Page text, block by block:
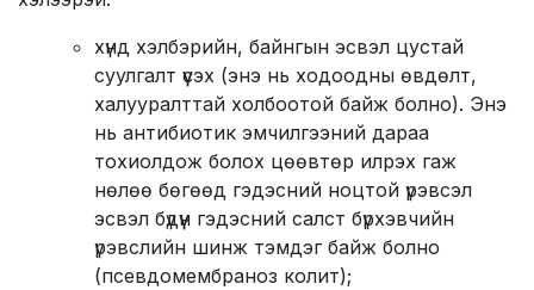
хүнд хэлбэрийн, байнгын эсвэл цустай
суулгалт үүсэх (энэ нь ходоодны өвдөлт,
халууралттай холбоотой байж болно). Энэ
нь антибиотик эмчилгээний дараа
тохиолдож болох цөөвтөр илрэх гаж
нөлөө бөгөөд гэдэсний ноцтой үрэвсэл
эсвэл бүдүүн гэдэсний салст бүрхэвчийн
үрэвслийн шинж тэмдэг байж болно
(псевдомембраноз колит);